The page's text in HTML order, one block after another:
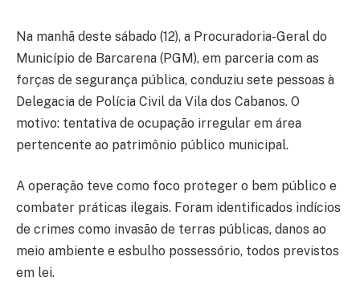
Na manhã deste sábado (12), a Procuradoria-Geral do
Município de Barcarena (PGM), em parceria com as
forças de segurança pública, conduziu sete pessoas à
Delegacia de Polícia Civil da Vila dos Cabanos. O
motivo: tentativa de ocupação irregular em área
pertencente ao patrimônio público municipal.
A operação teve como foco proteger o bem público e
combater práticas ilegais. Foram identificados indícios
de crimes como invasão de terras públicas, danos ao
meio ambiente e esbulho possessório, todos previstos
em lei.